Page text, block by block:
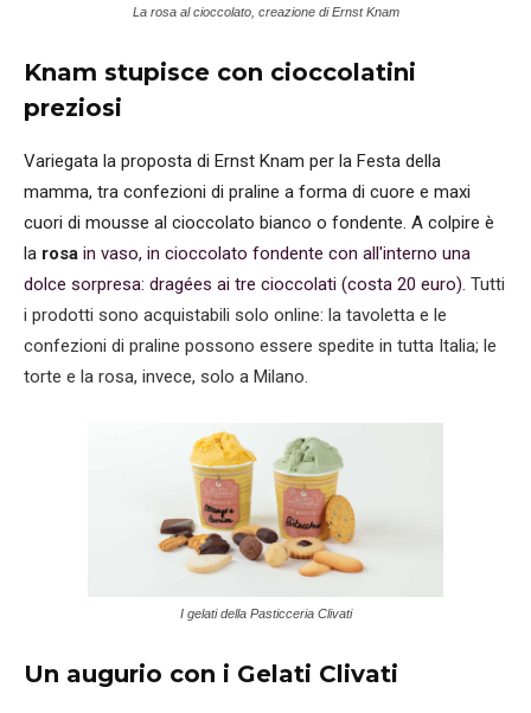
La rosa al cioccolato, creazione di Ernst Knam
Knam stupisce con cioccolatini
preziosi
Variegata la proposta di Ernst Knam per la Festa della
mamma, tra confezioni di praline a forma di cuore e maxi
cuori di mousse al cioccolato bianco o fondente. A colpire è
la rosa in vaso, in cioccolato fondente con all'interno una
dolce sorpresa: dragées ai tre cioccolati (costa 20 euro). Tutti
i prodotti sono acquistabili solo online: la tavoletta e le
confezioni di praline possono essere spedite in tutta Italia; le
torte e la rosa, invece, solo a Milano.
I gelati della Pasticceria Clivati
Un augurio con i Gelati Clivati